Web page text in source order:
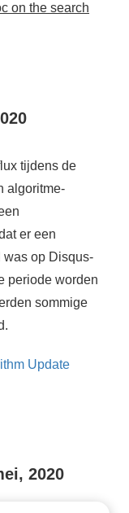
on the search
tijdens de
algoritme-
er een
was op Disqus-
periode worden
sommige
Update
2020